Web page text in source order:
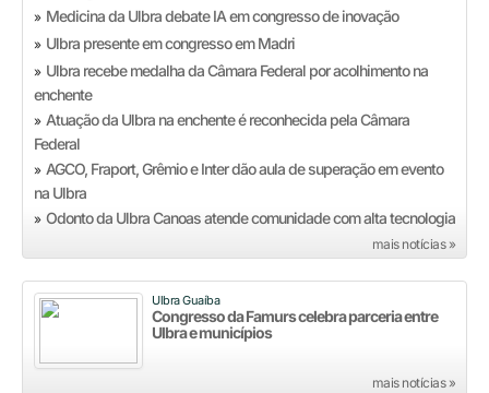
» Medicina da Ulbra debate IA em congresso de inovação
» Ulbra presente em congresso em Madri
» Ulbra recebe medalha da Câmara Federal por acolhimento na
enchente
» Atuação da Ulbra na enchente é reconhecida pela Câmara
Federal
» AGCO, Fraport, Grêmio e Inter dão aula de superação em evento
na Ulbra
» Odonto da Ulbra Canoas atende comunidade com alta tecnologia
mais notícias »
Ulbra Guaíba
Congresso da Famurs celebra parceria entre
Ulbra e municípios
mais notícias »